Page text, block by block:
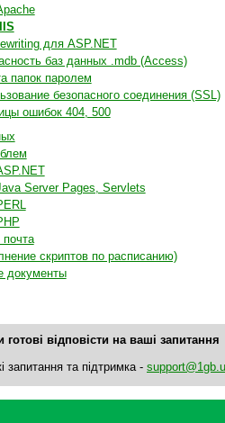
для ASP.NET
баз данных .mdb (Access)
папок паролем
безопасного соединения (SSL)
ошибок 404, 500
Server Pages, Servlets
почта
скриптов по расписанию)
документы
відповісти на ваші запитання
запитання та підтримка -